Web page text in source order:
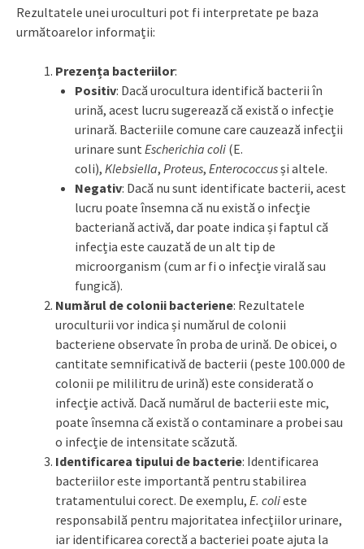
Rezultatele unei uroculturi pot fi interpretate pe baza
următoarelor informații:
Prezența bacteriilor:
Positiv: Dacă urocultura identifică bacterii în
urină, acest lucru sugerează că există o infecție
urinară. Bacteriile comune care cauzează infecții
urinare sunt Escherichia coli (E.
coli), Klebsiella, Proteus, Enterococcusși altele.
Negativ: Dacă nu sunt identificate bacterii, acest
lucru poate însemna că nu există o infecție
bacteriană activă, dar poate indica și faptul că
infecția este cauzată de un alt tip de
microorganism (cum ar fi o infecție virală sau
fungică).
Numărul de colonii bacteriene: Rezultatele
uroculturii vor indica și numărul de colonii
bacteriene observate în proba de urină. De obicei, o
cantitate semnificativă de bacterii (peste 100.000 de
colonii pe mililitru de urină) este considerată o
infecție activă. Dacă numărul de bacterii este mic,
poate însemna că există o contaminare a probei sau
o infecție de intensitate scăzută.
Identificarea tipului de bacterie: Identificarea
bacteriilor este importantă pentru stabilirea
tratamentului corect. De exemplu, E. colieste
responsabilă pentru majoritatea infecțiilor urinare,
iar identificarea corectă a bacteriei poate ajuta la